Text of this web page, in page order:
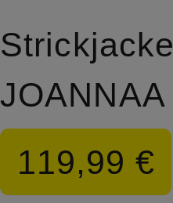
Strickjacke
JOANNAA
119,99 €